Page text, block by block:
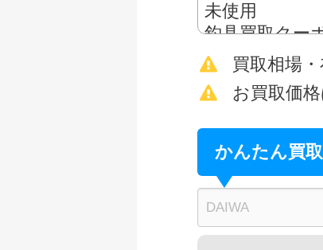
未使用
釣具買取クー
シマノ 15 ツ
未使用
ダイワ 荒法
ダイワ 荒法師
釣具買取クー
買取相場
お買取価
かんたん買